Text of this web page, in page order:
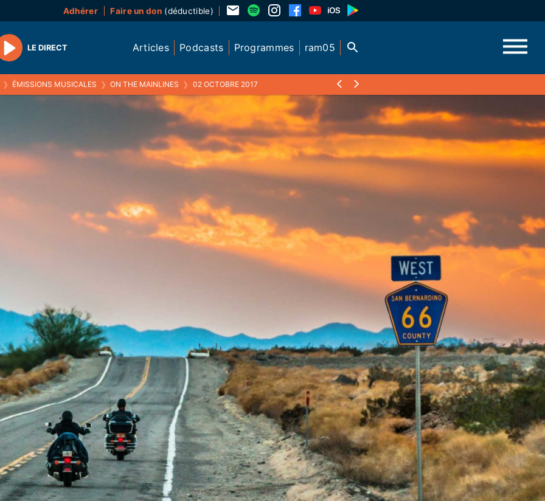
Adhérer Faire un don(déductible)
Play
LE DIRECT Articles Podcasts Programmes ram05
❯ ÉMISSIONS MUSICALES ❯ ON THE MAINLINES ❯ 02 OCTOBRE 2017